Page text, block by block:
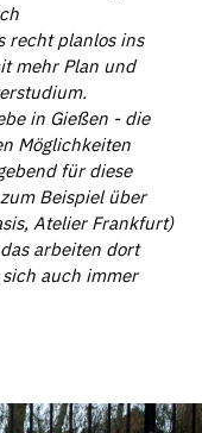
recht planlos ins
mehr Plan und
in Gießen - die
Möglichkeiten
für diese
Beispiel über
Atelier Frankfurt)
arbeiten dort
auch immer